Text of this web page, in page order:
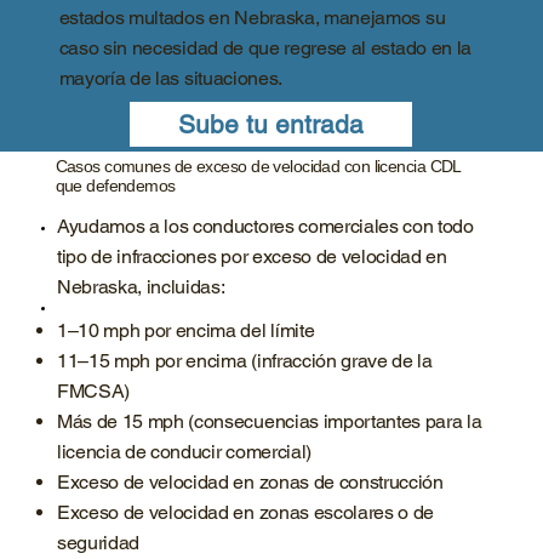
estados multados en Nebraska, manejamos su
caso sin necesidad de que regrese al estado en la
mayoría de las situaciones.
Sube tu entrada
Casos comunes de exceso de velocidad con licencia CDL
que defendemos
Ayudamos a los conductores comerciales con todo
tipo de infracciones por exceso de velocidad en
Nebraska, incluidas:
1–10 mph por encima del límite
11–15 mph por encima (infracción grave de la
FMCSA)
Más de 15 mph (consecuencias importantes para la
licencia de conducir comercial)
Exceso de velocidad en zonas de construcción
Exceso de velocidad en zonas escolares o de
seguridad